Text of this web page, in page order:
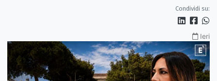
Condividi su:
Ieri